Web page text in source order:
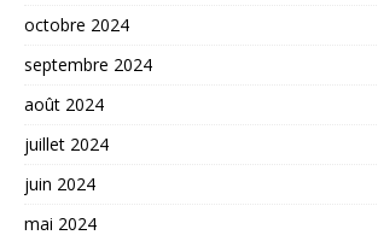
octobre 2024
septembre 2024
août 2024
juillet 2024
juin 2024
mai 2024